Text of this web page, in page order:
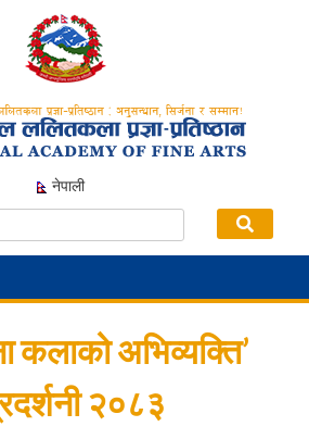
नेपाली
कलाको अभिव्यक्ति’
२०८३